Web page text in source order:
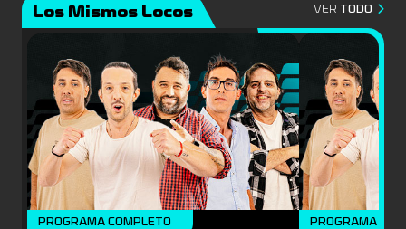
Los Mismos Locos VER TODO
PROGRAMA COMPLETO PROGRAMA